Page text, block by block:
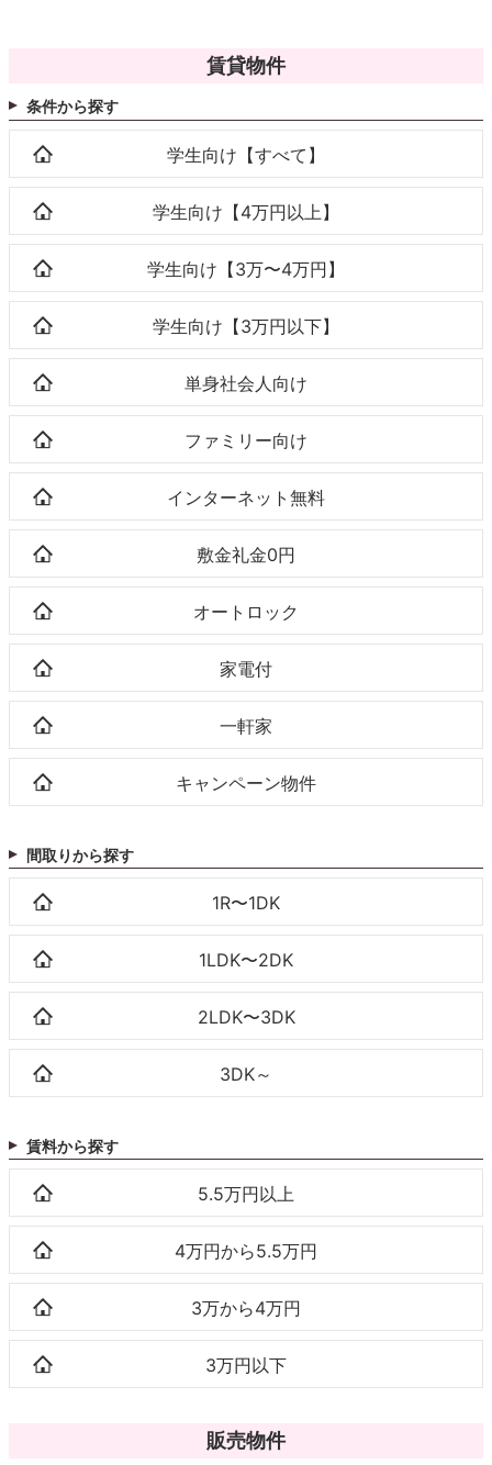
賃貸物件
条件から探す
学生向け【すべて】
学生向け【4万円以上】
学生向け【3万〜4万円】
学生向け【3万円以下】
単身社会人向け
ファミリー向け
インターネット無料
敷金礼金0円
オートロック
家電付
一軒家
キャンペーン物件
間取りから探す
1R〜1DK
1LDK〜2DK
2LDK〜3DK
3DK～
賃料から探す
5.5万円以上
4万円から5.5万円
3万から4万円
3万円以下
販売物件